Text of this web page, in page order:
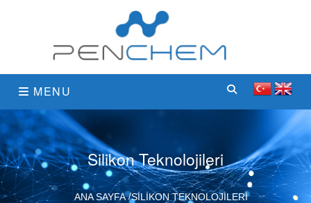
MENU
Silikon Teknolojileri
ANA SAYFA SILIKON TEKNOLOJILERI